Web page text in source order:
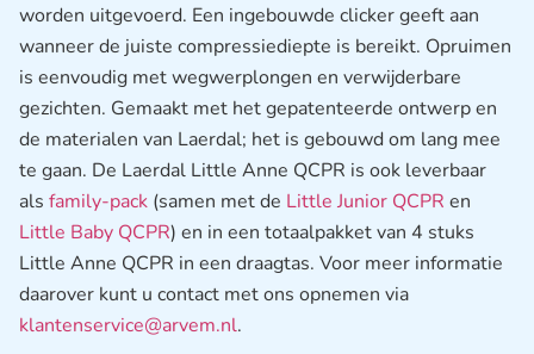
worden uitgevoerd. Een ingebouwde clicker geeft aan
wanneer de juiste compressiediepte is bereikt. Opruimen
is eenvoudig met wegwerplongen en verwijderbare
gezichten. Gemaakt met het gepatenteerde ontwerp en
de materialen van Laerdal; het is gebouwd om lang mee
te gaan. De Laerdal Little Anne QCPR is ook leverbaar
als family-pack (samen met de Little Junior QCPR en
Little Baby QCPR) en in een totaalpakket van 4 stuks
Little Anne QCPR in een draagtas. Voor meer informatie
daarover kunt u contact met ons opnemen via
klantenservice@arvem.nl.